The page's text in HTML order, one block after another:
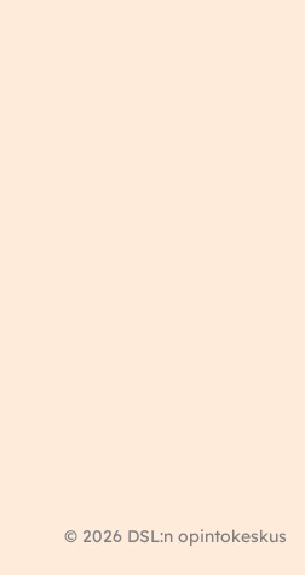
© 2026 DSL:n opintokeskus